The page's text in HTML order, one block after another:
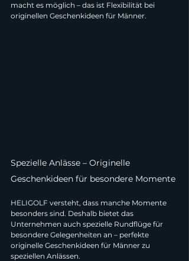
macht es möglich – das ist Flexibilität bei
originellen Geschenkideen für Männer.
Spezielle Anlässe – Originelle
Geschenkideen für besondere Momente
HELIGOLF versteht, dass manche Momente
besonders sind. Deshalb bietet das
Unternehmen auch spezielle Rundflüge für
besondere Gelegenheiten an – perfekte
originelle Geschenkideen für Männer zu
speziellen Anlässen.